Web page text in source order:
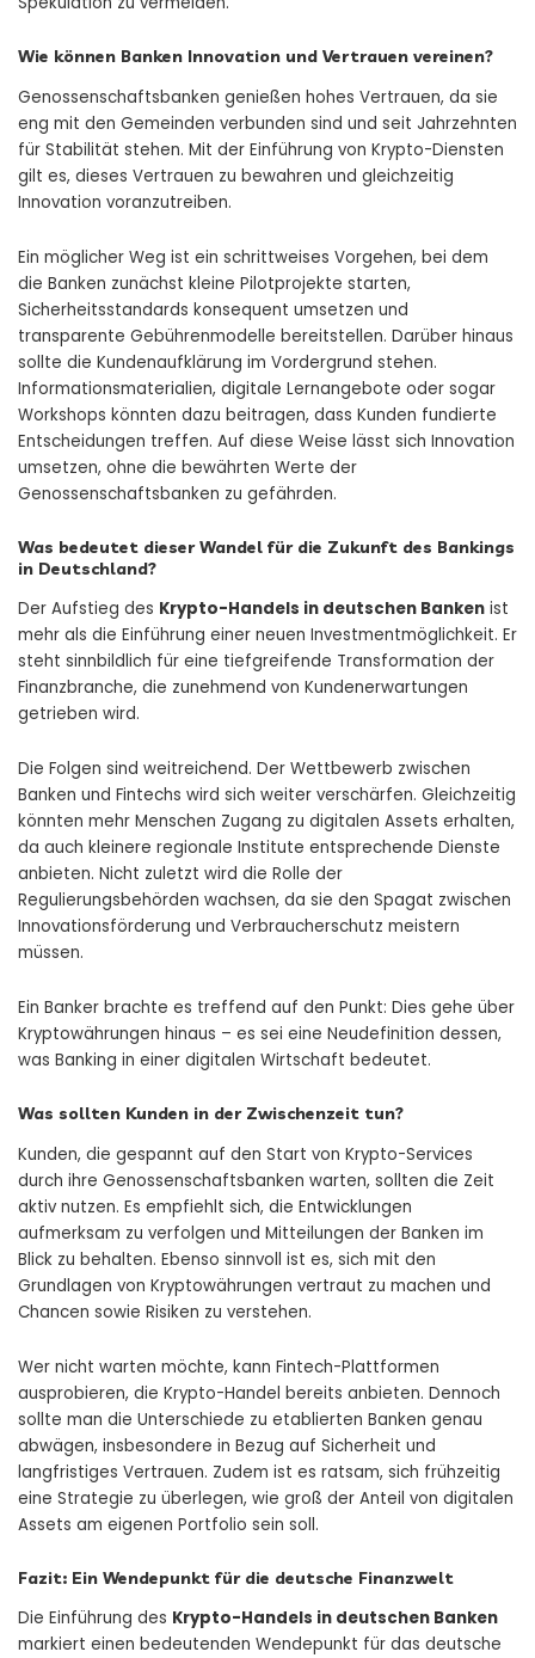
Wie können Banken Innovation und Vertrauen vereinen?
Genossenschaftsbanken genießen hohes Vertrauen, da sie
eng mit den Gemeinden verbunden sind und seit Jahrzehnten
für Stabilität stehen. Mit der Einführung von Krypto-Diensten
gilt es, dieses Vertrauen zu bewahren und gleichzeitig
Innovation voranzutreiben.
Ein möglicher Weg ist ein schrittweises Vorgehen, bei dem
die Banken zunächst kleine Pilotprojekte starten,
Sicherheitsstandards konsequent umsetzen und
transparente Gebührenmodelle bereitstellen. Darüber hinaus
sollte die Kundenaufklärung im Vordergrund stehen.
Informationsmaterialien, digitale Lernangebote oder sogar
Workshops könnten dazu beitragen, dass Kunden fundierte
Entscheidungen treffen. Auf diese Weise lässt sich Innovation
umsetzen, ohne die bewährten Werte der
Genossenschaftsbanken zu gefährden.
Was bedeutet dieser Wandel für die Zukunft des Bankings
in Deutschland?
Der Aufstieg des Krypto-Handels in deutschen Banken ist
mehr als die Einführung einer neuen Investmentmöglichkeit. Er
steht sinnbildlich für eine tiefgreifende Transformation der
Finanzbranche, die zunehmend von Kundenerwartungen
getrieben wird.
Die Folgen sind weitreichend. Der Wettbewerb zwischen
Banken und Fintechs wird sich weiter verschärfen. Gleichzeitig
könnten mehr Menschen Zugang zu digitalen Assets erhalten,
da auch kleinere regionale Institute entsprechende Dienste
anbieten. Nicht zuletzt wird die Rolle der
Regulierungsbehörden wachsen, da sie den Spagat zwischen
Innovationsförderung und Verbraucherschutz meistern
müssen.
Ein Banker brachte es treffend auf den Punkt: Dies gehe über
Kryptowährungen hinaus – es sei eine Neudefinition dessen,
was Banking in einer digitalen Wirtschaft bedeutet.
Was sollten Kunden in der Zwischenzeit tun?
Kunden, die gespannt auf den Start von Krypto-Services
durch ihre Genossenschaftsbanken warten, sollten die Zeit
aktiv nutzen. Es empfiehlt sich, die Entwicklungen
aufmerksam zu verfolgen und Mitteilungen der Banken im
Blick zu behalten. Ebenso sinnvoll ist es, sich mit den
Grundlagen von Kryptowährungen vertraut zu machen und
Chancen sowie Risiken zu verstehen.
Wer nicht warten möchte, kann Fintech-Plattformen
ausprobieren, die Krypto-Handel bereits anbieten. Dennoch
sollte man die Unterschiede zu etablierten Banken genau
abwägen, insbesondere in Bezug auf Sicherheit und
langfristiges Vertrauen. Zudem ist es ratsam, sich frühzeitig
eine Strategie zu überlegen, wie groß der Anteil von digitalen
Assets am eigenen Portfolio sein soll.
Fazit: Ein Wendepunkt für die deutsche Finanzwelt
Die Einführung des Krypto-Handels in deutschen Banken
markiert einen bedeutenden Wendepunkt für das deutsche